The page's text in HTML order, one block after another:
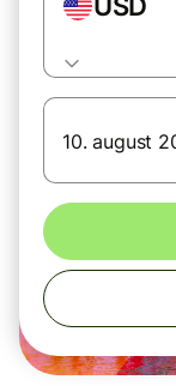
10. august